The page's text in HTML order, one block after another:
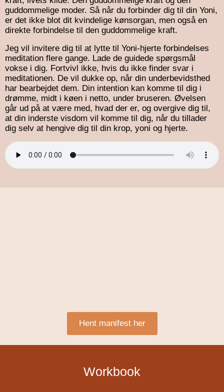
guddommelige moder. Så når du forbinder dig til din Yoni,
er det ikke blot dit kvindelige kønsorgan, men også en
direkte forbindelse til den guddommelige kraft.
Jeg vil invitere dig til at lytte til Yoni-hjerte forbindelses
meditation flere gange. Lade de guidede spørgsmål
vokse i dig. Fortvivl ikke, hvis du ikke finder svar i
meditationen. De vil dukke op, når din underbevidsthed
har bearbejdet dem. Din intention kan komme til dig i
drømme, midt i køen i netto, under bruseren. Øvelsen
går ud på at være med, hvad der er, og overgive dig til,
at din inderste visdom vil komme til dig, når du tillader
dig selv at hengive dig til din krop, yoni og hjerte.
Hent manifest her
Workbook